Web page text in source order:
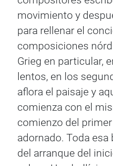
movimiento y
para rellenar el
composiciones
Grieg en particular,
lentos, en los
aflora el paisaje y
comienza con el
comienzo del
adornado. Toda
del arranque del